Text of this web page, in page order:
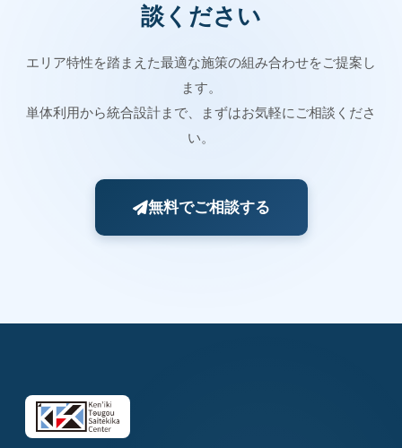
談ください
エリア特性を踏まえた最適な施策の組み合わせをご提案し
ます。
単体利用から統合設計まで、まずはお気軽にご相談くださ
い。
無料でご相談する